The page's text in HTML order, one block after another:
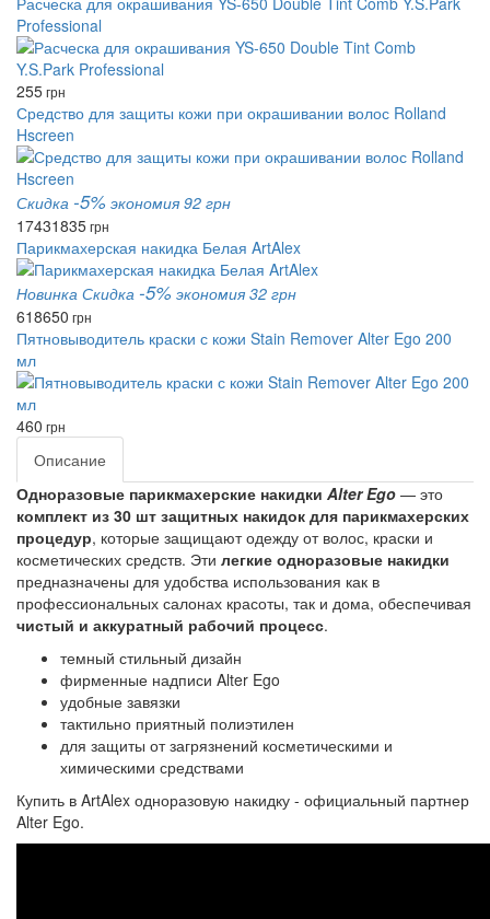
Professional
255грн
Средство для защиты кожи при окрашивании волос Rolland
Hscreen
Скидка -5% экономия 92 грн
17431835грн
Парикмахерская накидка Белая ArtAlex
Новинка Скидка -5% экономия 32 грн
618650 грн
Пятновыводитель краски с кожи Stain Remover Alter Ego 200
мл
460 грн
Описание
Одноразовые парикмахерские накидки Alter Ego — это
комплект из 30 шт защитных накидок для парикмахерских
процедур, которые защищают одежду от волос, краски и
косметических средств. Эти легкие одноразовые накидки
предназначены для удобства использования как в
профессиональных салонах красоты, так и дома, обеспечивая
чистый и аккуратный рабочий процесс.
темный стильный дизайн
фирменные надписи Alter Ego
удобные завязки
тактильно приятный полиэтилен
для защиты от загрязнений косметическими и
химическими средствами
Купить в ArtAlex одноразовую накидку - официальный партнер
Alter Ego.